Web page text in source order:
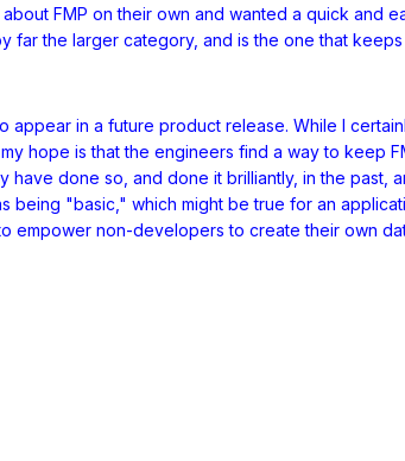
FMP on their own and wanted a quick and
the larger category, and is the one that keeps
in a future product release. While I
hope is that the engineers find a way to keep
done so, and done it brilliantly, in the past,
"basic," which might be true for an
non-developers to create their own